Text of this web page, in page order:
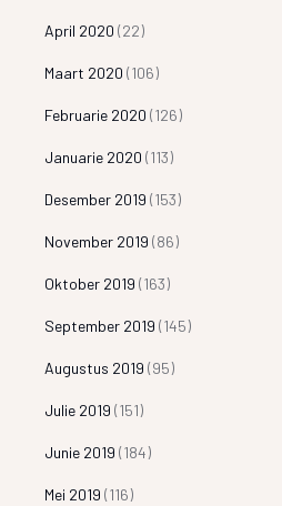
April 2020 (22)
Maart 2020 (106)
Februarie 2020 (126)
Januarie 2020 (113)
Desember 2019 (153)
November 2019 (86)
Oktober 2019 (163)
September 2019 (145)
Augustus 2019 (95)
Julie 2019 (151)
Junie 2019 (184)
Mei 2019 (116)